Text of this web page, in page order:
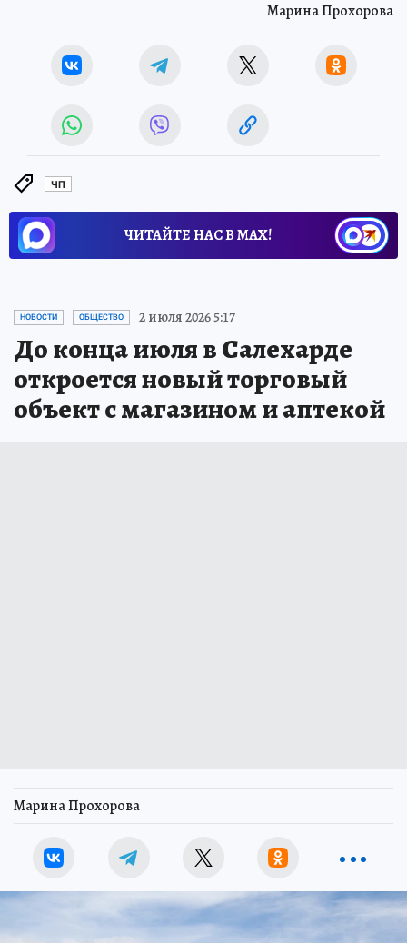
Марина Прохорова
ЧП
ЧИТАЙТЕ НАС В МАХ!
НОВОСТИ ОБЩЕСТВО 2 июля 2026 5:17
До конца июля в Салехарде
откроется новый торговый
объект с магазином и аптекой
Марина Прохорова